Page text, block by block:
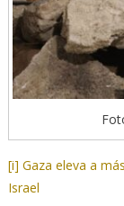
[i] Gaza eleva a
Israel